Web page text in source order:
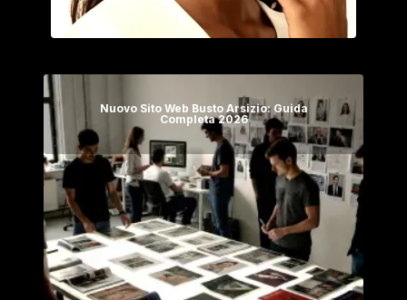
Nuovo Sito Web Busto Arsizio: Guida
Completa 2026